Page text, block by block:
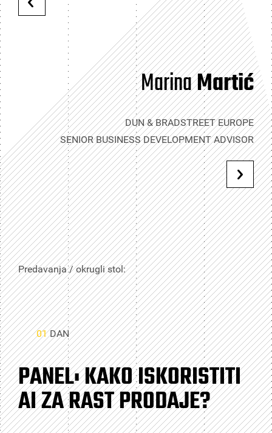
MarinaMartić
DUN & BRADSTREET EUROPE
SENIOR BUSINESS DEVELOPMENT ADVISOR
Predavanja / okrugli stol:
01DAN
PANEL: KAKO ISKORISTITI
AI ZA RAST PRODAJE?